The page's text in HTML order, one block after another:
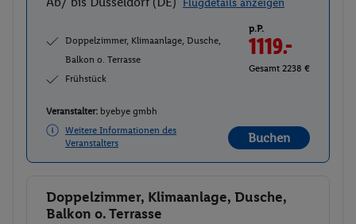
Flugdetails anzeigen
Doppelzimmer, Klimaanlage, Dusche,
Balkon o. Terrasse
Frühstück
p.P.
1119.-
Gesamt 2238 €
Veranstalter: byebye gmbh
Weitere Informationen des
Veranstalters
Buchen
Buchen
Doppelzimmer, Klimaanlage, Dusche,
Balkon o. Terrasse